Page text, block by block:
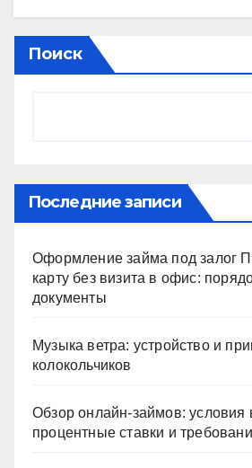
n
o
kl
ki
at
s
A
er
e
a
Поиск
Последние записи
Оформление займа под залог
карту без визита в офис:
документы
Музыка ветра: устройство и
колокольчиков
Обзор онлайн-займов: условия
процентные ставки и